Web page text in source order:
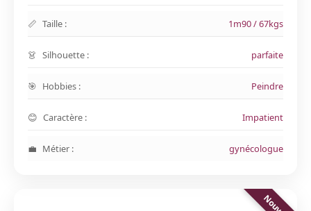
Taille : 1m90 / 67kgs
Silhouette : parfaite
Hobbies : Peindre
Caractère : Impatient
Métier : gynécologue